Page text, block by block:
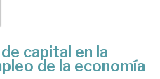
capital en la
de la economía